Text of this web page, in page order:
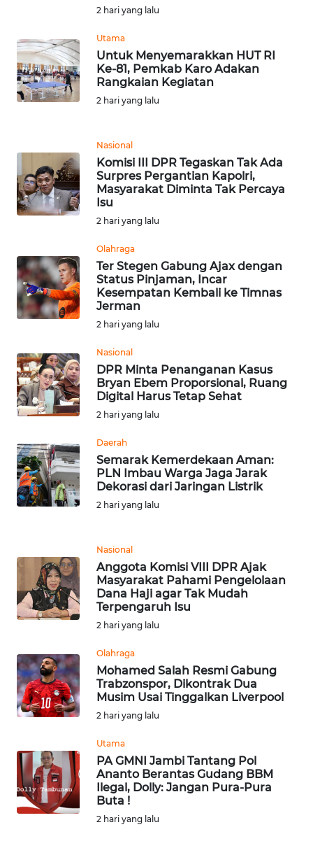
2 hari yang lalu
Utama
Untuk Menyemarakkan HUT RI
Ke-81, Pemkab Karo Adakan
Rangkaian Kegiatan
2 hari yang lalu
Nasional
Komisi III DPR Tegaskan Tak Ada
Surpres Pergantian Kapolri,
Masyarakat Diminta Tak Percaya
Isu
2 hari yang lalu
Olahraga
Ter Stegen Gabung Ajax dengan
Status Pinjaman, Incar
Kesempatan Kembali ke Timnas
Jerman
2 hari yang lalu
Nasional
DPR Minta Penanganan Kasus
Bryan Ebem Proporsional, Ruang
Digital Harus Tetap Sehat
2 hari yang lalu
Daerah
Semarak Kemerdekaan Aman:
PLN Imbau Warga Jaga Jarak
Dekorasi dari Jaringan Listrik
2 hari yang lalu
Nasional
Anggota Komisi VIII DPR Ajak
Masyarakat Pahami Pengelolaan
Dana Haji agar Tak Mudah
Terpengaruh Isu
2 hari yang lalu
Olahraga
Mohamed Salah Resmi Gabung
Trabzonspor, Dikontrak Dua
Musim Usai Tinggalkan Liverpool
2 hari yang lalu
Utama
PA GMNI Jambi Tantang Pol
Ananto Berantas Gudang BBM
Ilegal, Dolly: Jangan Pura-Pura
Buta !
2 hari yang lalu
WN
SIMALUNGUN
WN
TAPANULI
TENGAH
SERDANG
WN
TEBING
TINGGI
WN
PAKPAK
WN
WN
BEKASI
WN
DEPOK
WN
WN
SAMOSIR
PADANG
LAWAS
WN
SUMEDANG